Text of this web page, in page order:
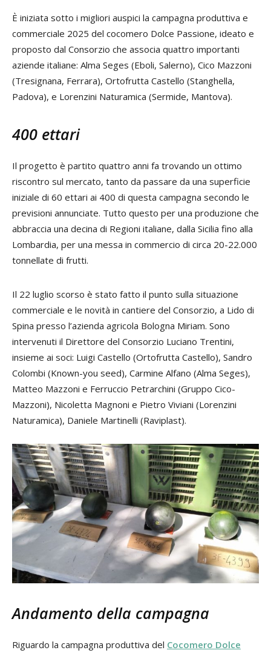
È iniziata sotto i migliori auspici la campagna produttiva e
commerciale 2025 del cocomero Dolce Passione, ideato e
proposto dal Consorzio che associa quattro importanti
aziende italiane: Alma Seges (Eboli, Salerno), Cico Mazzoni
(Tresignana, Ferrara), Ortofrutta Castello (Stanghella,
Padova), e Lorenzini Naturamica (Sermide, Mantova).
400 ettari
Il progetto è partito quattro anni fa trovando un ottimo
riscontro sul mercato, tanto da passare da una superficie
iniziale di 60 ettari ai 400 di questa campagna secondo le
previsioni annunciate. Tutto questo per una produzione che
abbraccia una decina di Regioni italiane, dalla Sicilia fino alla
Lombardia, per una messa in commercio di circa 20-22.000
tonnellate di frutti.
Il 22 luglio scorso è stato fatto il punto sulla situazione
commerciale e le novità in cantiere del Consorzio, a Lido di
Spina presso l’azienda agricola Bologna Miriam. Sono
intervenuti il Direttore del Consorzio Luciano Trentini,
insieme ai soci: Luigi Castello (Ortofrutta Castello), Sandro
Colombi (Known-you seed), Carmine Alfano (Alma Seges),
Matteo Mazzoni e Ferruccio Petrarchini (Gruppo Cico-
Mazzoni), Nicoletta Magnoni e Pietro Viviani (Lorenzini
Naturamica), Daniele Martinelli (Raviplast).
Andamento della campagna
Riguardo la campagna produttiva del Cocomero Dolce